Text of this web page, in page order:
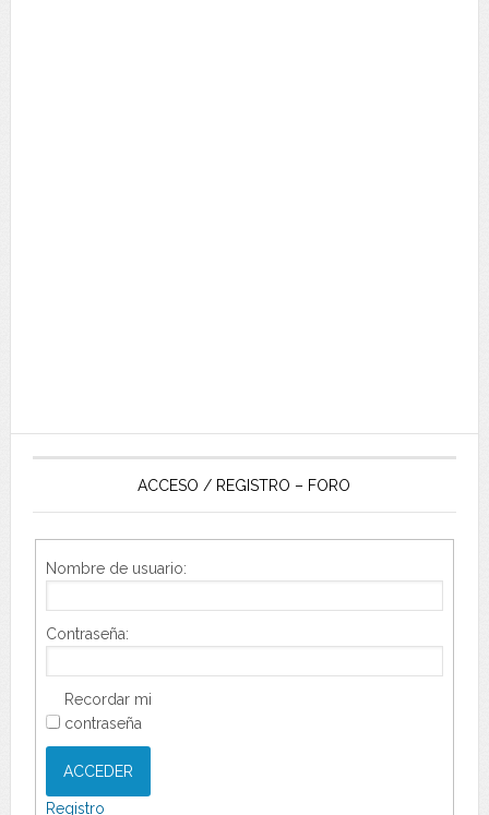
ACCESO / REGISTRO – FORO
Nombre de usuario:
Contraseña:
Recordar mi
contraseña
ACCEDER
Registro